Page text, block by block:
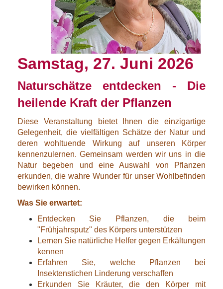
Samstag, 27. Juni 2026
Naturschätze entdecken - Die
heilende Kraft der Pflanzen
Diese Veranstaltung bietet Ihnen die einzigartige
Gelegenheit, die vielfältigen Schätze der Natur und
deren wohltuende Wirkung auf unseren Körper
kennenzulernen. Gemeinsam werden wir uns in die
Natur begeben und eine Auswahl von Pflanzen
erkunden, die wahre Wunder für unser Wohlbefinden
bewirken können.
Was Sie erwartet:
Entdecken Sie Pflanzen, die beim
"Frühjahrsputz" des Körpers unterstützen
Lernen Sie natürliche Helfer gegen Erkältungen
kennen
Erfahren Sie, welche Pflanzen bei
Insektenstichen Linderung verschaffen
Erkunden Sie Kräuter, die den Körper mit